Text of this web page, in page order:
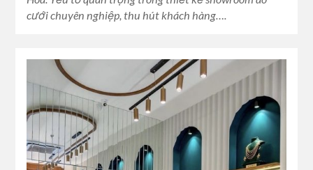
cưới chuyên nghiệp, thu hút khách hàng….